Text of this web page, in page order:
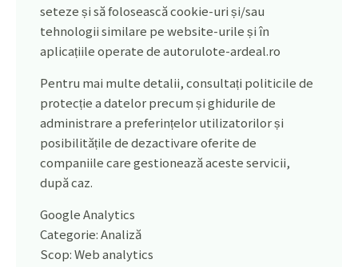
seteze și să folosească cookie-uri și/sau
tehnologii similare pe website-urile și în
aplicațiile operate de autorulote-ardeal.ro
Pentru mai multe detalii, consultați politicile de
protecție a datelor precum și ghidurile de
administrare a preferințelor utilizatorilor și
posibilitățile de dezactivare oferite de
companiile care gestionează aceste servicii,
după caz.
Google Analytics
Categorie: Analiză
Scop: Web analytics